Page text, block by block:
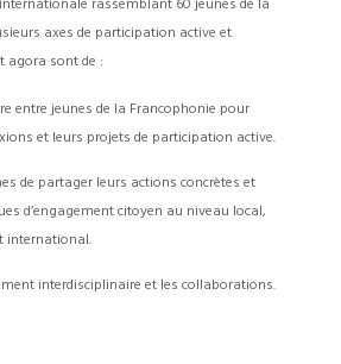
axes de participation active et
agora sont de :
entre jeunes de la Francophonie pour
et leurs projets de participation active.
de partager leurs actions concrètes et
d’engagement citoyen au niveau local,
international.
interdisciplinaire et les collaborations.